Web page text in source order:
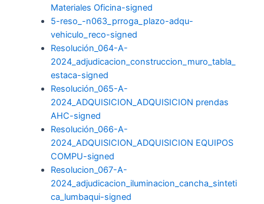
Materiales Oficina-signed
5-reso_-n063_prroga_plazo-adqu-
vehiculo_reco-signed
Resolución_064-A-
2024_adjudicacion_construccion_muro_tabla_
estaca-signed
Resolución_065-A-
2024_ADQUISICION_ADQUISICION prendas
AHC-signed
Resolución_066-A-
2024_ADQUISICION_ADQUISICION EQUIPOS
COMPU-signed
Resolucion_067-A-
2024_adjudicacion_iluminacion_cancha_sinteti
ca_lumbaqui-signed